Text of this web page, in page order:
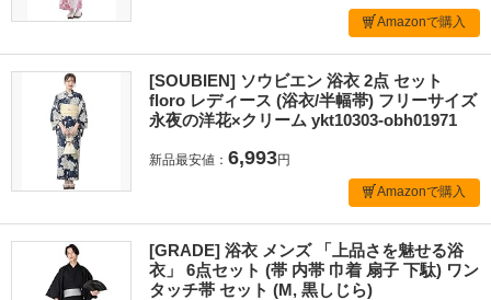
Amazonで購入
[SOUBIEN] ソウビエン 浴衣 2点 セット
floro レディース (浴衣/半幅帯) フリーサイズ
永夜の洋花×クリーム ykt10303-obh01971
新品最安値： 6,993円
Amazonで購入
[GRADE] 浴衣 メンズ 「上品さを魅せる浴
衣」 6点セット (帯 内帯 巾着 扇子 下駄) ワン
タッチ帯 セット (M, 黒しじら)